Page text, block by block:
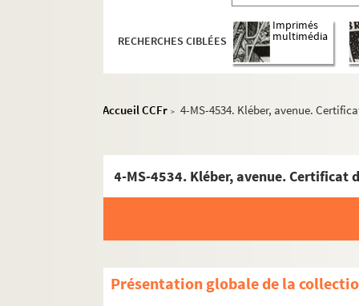
RECHERCHES CIBLÉES
Imprimés
multimédia
Accueil CCFr > 4-MS-4534. Kléber, avenue.
Présentation globale de la
Albe - Dragon
4-MS-5587. Flandres, hôtel de. Contrat